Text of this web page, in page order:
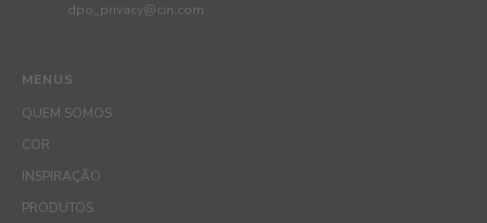
MENUS
QUEM SOMOS
COR
INSPIRAÇÃO
PRODUTOS
dpo_privacy@cin.com